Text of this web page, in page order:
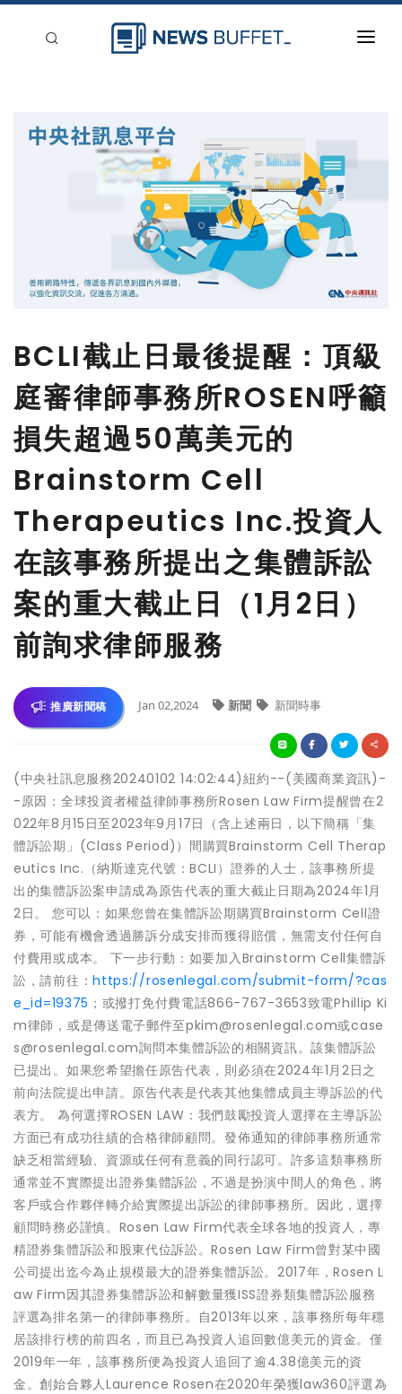
BCLI截止日最後提醒：頂級
庭審律師事務所ROSEN呼籲
損失超過50萬美元的
Brainstorm Cell
Therapeutics Inc.投資人
在該事務所提出之集體訴訟
案的重大截止日（1月2日）
前詢求律師服務
推廣新聞稿 Jan 02,2024 新聞 新聞時事
(中央社訊息服務20240102 14:02:44)紐約--(美國商業資訊)-
-原因：全球投資者權益律師事務所Rosen Law Firm提醒曾在2
022年8月15日至2023年9月17日（含上述兩日，以下簡稱「集
體訴訟期」(Class Period)）間購買Brainstorm Cell Therap
eutics Inc.（納斯達克代號：BCLI）證券的人士，該事務所提
出的集體訴訟案申請成為原告代表的重大截止日期為2024年1月
2日。 您可以：如果您曾在集體訴訟期購買Brainstorm Cell證
券，可能有機會透過勝訴分成安排而獲得賠償，無需支付任何自
付費用或成本。 下一步行動：如要加入Brainstorm Cell集體訴
訟，請前往：https://rosenlegal.com/submit-form/?cas
e_id=19375 ；或撥打免付費電話866-767-3653致電Phillip Ki
m律師，或是傳送電子郵件至pkim@rosenlegal.com或case
s@rosenlegal.com詢問本集體訴訟的相關資訊。該集體訴訟
已提出。如果您希望擔任原告代表，則必須在2024年1月2日之
前向法院提出申請。原告代表是代表其他集體成員主導訴訟的代
表方。 為何選擇ROSEN LAW：我們鼓勵投資人選擇在主導訴訟
方面已有成功往績的合格律師顧問。發佈通知的律師事務所通常
缺乏相當經驗、資源或任何有意義的同行認可。許多這類事務所
通常並不實際提出證券集體訴訟，不過是扮演中間人的角色，將
客戶或合作夥伴轉介給實際提出訴訟的律師事務所。因此，選擇
顧問時務必謹慎。Rosen Law Firm代表全球各地的投資人，專
精證券集體訴訟和股東代位訴訟。Rosen Law Firm曾對某中國
公司提出迄今為止規模最大的證券集體訴訟。2017年，Rosen L
aw Firm因其證券集體訴訟和解數量獲ISS證券類集體訴訟服務
評選為排名第一的律師事務所。自2013年以來，該事務所每年穩
居該排行榜的前四名，而且已為投資人追回數億美元的資金。僅
2019年一年，該事務所便為投資人追回了逾4.38億美元的資
金。創始合夥人Laurence Rosen在2020年榮獲law360評選為